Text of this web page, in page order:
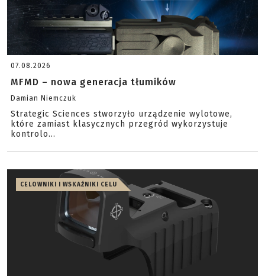
07.08.2026
MFMD – nowa generacja tłumików
Damian Niemczuk
Strategic Sciences stworzyło urządzenie wylotowe,
które zamiast klasycznych przegród wykorzystuje
kontrolo...
CELOWNIKI I WSKAŹNIKI CELU